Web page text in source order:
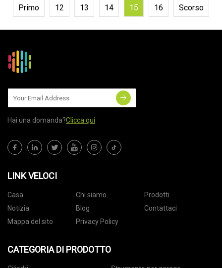
Primo 12 13 14 15 16 Scorso
Hai una domanda?Clicca qui
LINK VELOCI
Casa Chi siamo
Prodotti
Notizia
Blog
Contattaci
Mappa del sito
Privacy Policy
CATEGORIA DI PRODOTTO